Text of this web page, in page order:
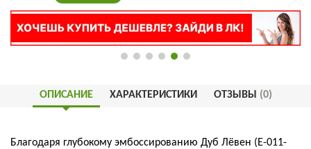
ОПИСАНИЕ ХАРАКТЕРИСТИКИ ОТЗЫВЫ (0)
Благодаря глубокому эмбоссированию Дуб Лёвен (E-011-